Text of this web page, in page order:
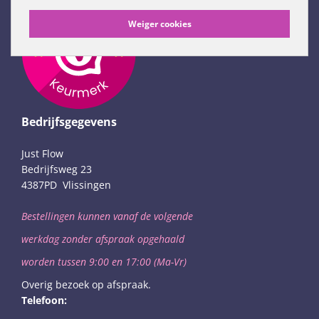
Bedrijfsgegevens
Just Flow
Bedrijfsweg 23
4387PD Vlissingen
Bestellingen kunnen vanaf de volgende
werkdagzonder afspraak opgehaald
worden tussen 9:00 en 17:00 (Ma-Vr)
Overig bezoek op afspraak.
Telefoon:
Weiger cookies